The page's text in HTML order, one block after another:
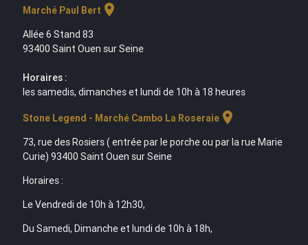
Marché Paul Bert location_on
Allée 6 Stand 83
93400 Saint Ouen sur Seine
Horaires :
les samedis, dimanches et lundi de 10h à 18 heures
Stone Legend - Marché Cambo La Roseraielocation_on
73, rue des Rosiers ( entrée par le porche ou par la rue Marie
Curie) 93400 Saint Ouen sur Seine
Horaires :
Le Vendredi de 10h à 12h30,
Du Samedi, Dimanche et lundi de 10h à 18h,